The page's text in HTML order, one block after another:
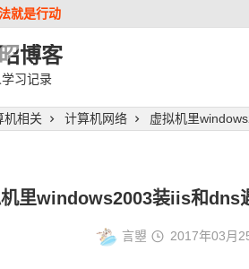
就是行动
博客
习记录
机相关 计算机网络 虚拟机里
里windows2003装iis和dns
言曌 2017年03月